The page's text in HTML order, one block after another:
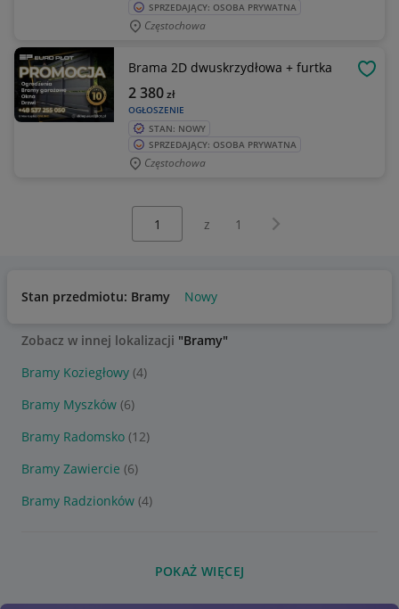
SPRZEDAJĄCY: OSOBA PRYWATNA
Częstochowa
Brama 2D dwuskrzydłowa + furtka
OGŁOSZENIE
2 380zł
STAN: NOWY
SPRZEDAJĄCY: OSOBA PRYWATNA
Częstochowa
z 1 Następna strona
Stan przedmiotu: Bramy Nowy
Zobacz w innej lokalizacji "Bramy"
Bramy Koziegłowy (4)
Bramy Myszków (6)
Bramy Radomsko (12)
Bramy Zawiercie (6)
Bramy Radzionków (4)
POKAŻ WIĘCEJ